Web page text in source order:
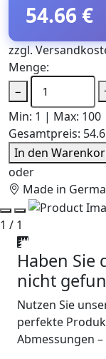
54.66 €
zzgl.
Menge:
−
Min: 1 | Max: 100
Gesamtpreis:
In den
oder
Made in
1 / 1
Haben Sie
nicht
Nutzen Sie
perfekte
Abmessungen